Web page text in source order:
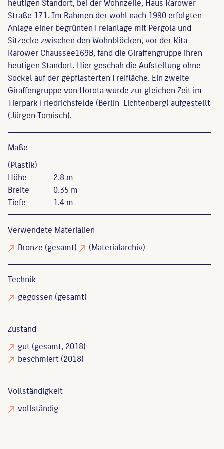
Straße 171. Im Rahmen der wohl nach 1990 erfolgten
Anlage einer begrünten Freianlage mit Pergola und
Sitzecke zwischen den Wohnblöcken, vor der Kita
Karower Chaussee169B, fand die Giraffengruppe ihren
heutigen Standort. Hier geschah die Aufstellung ohne
Sockel auf der gepflasterten Freifläche. Ein zweite
Giraffengruppe von Horota wurde zur gleichen Zeit im
Tierpark Friedrichsfelde (Berlin-Lichtenberg) aufgestellt
(Jürgen Tomisch).
Maße
(Plastik)
Höhe
Breite
Tiefe
2.8 m
0.35 m
1.4 m
Verwendete Materialien
Bronze (gesamt) (Materialarchiv)
Technik
gegossen (gesamt)
Zustand
gut(gesamt, 2018)
beschmiert(2018)
Vollständigkeit
vollständig